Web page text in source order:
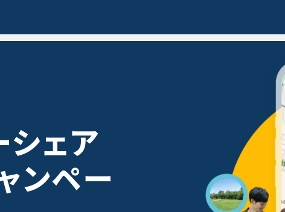
シェア
ンペー